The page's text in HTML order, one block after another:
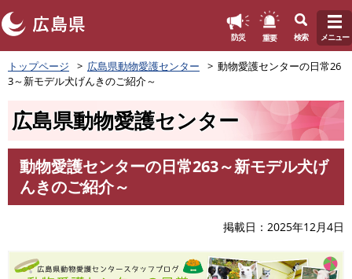
ペ
ー
ジ
防災 重要 検索 メニュー
トップページ 広島県動物愛護センター
動物愛護センターの日常26
3～新モデル犬げんきのご紹介～
広島県動物愛護センター
動物愛護センターの日常263～新モデル犬げ
んきのご紹介～
掲載日 2025年12月4日